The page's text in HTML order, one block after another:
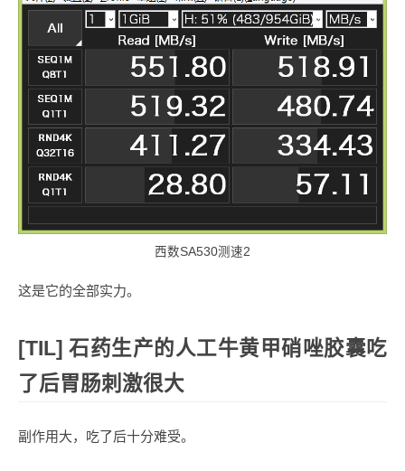
西数SA530测速2
这是它的全部实力。
[TIL] 石药生产的人工牛黄甲硝唑胶囊吃
了后胃肠刺激很大
副作用大，吃了后十分难受。